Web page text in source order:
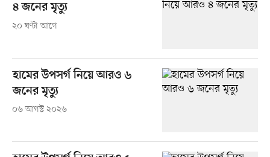
৪ জনের মৃত্যু
২০ ঘণ্টা আগে
হামের উপসর্গ নিয়ে আরও ৬
জনের মৃত্যু
০৬ আগস্ট ২০২৬